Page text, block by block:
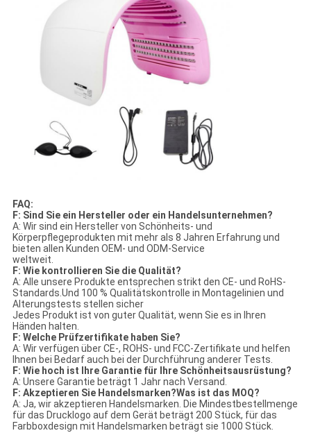
FAQ:
F: Sind Sie ein Hersteller oder ein Handelsunternehmen?
A: Wir sind ein Hersteller von Schönheits- und
Körperpflegeprodukten mit mehr als 8 Jahren Erfahrung und
bieten allen Kunden OEM- und ODM-Service
weltweit.
F: Wie kontrollieren Sie die Qualität?
A: Alle unsere Produkte entsprechen strikt den CE- und RoHS-
Standards.Und 100 % Qualitätskontrolle in Montagelinien und
Alterungstests stellen sicher
Jedes Produkt ist von guter Qualität, wenn Sie es in Ihren
Händen halten.
F: Welche Prüfzertifikate haben Sie?
A: Wir verfügen über CE-, ROHS- und FCC-Zertifikate und helfen
Ihnen bei Bedarf auch bei der Durchführung anderer Tests.
F: Wie hoch ist Ihre Garantie für Ihre Schönheitsausrüstung?
A: Unsere Garantie beträgt 1 Jahr nach Versand.
F: Akzeptieren Sie Handelsmarken?Was ist das MOQ?
A: Ja, wir akzeptieren Handelsmarken. Die Mindestbestellmenge
für das Drucklogo auf dem Gerät beträgt 200 Stück, für das
Farbboxdesign mit Handelsmarken beträgt sie 1000 Stück.